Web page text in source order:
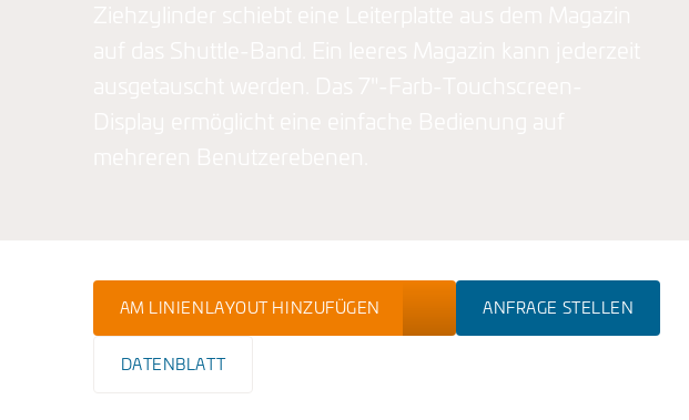
AM LINIENLAYOUT HINZUFÜGEN ANFRAGE STELLEN
DATENBLATT